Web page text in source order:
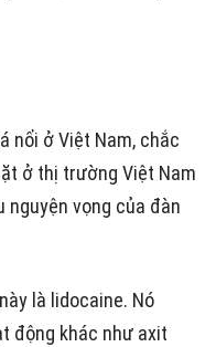
nổi ở Việt Nam, chắc
ở thị trường Việt Nam
vọng của đàn
là lidocaine. Nó
động khác như axit